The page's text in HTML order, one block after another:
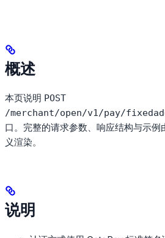
概述
本页说明 POST
/merchant/open/v1/pay/
口。完整的请求参数、响应结构与示例
义渲染。
说明